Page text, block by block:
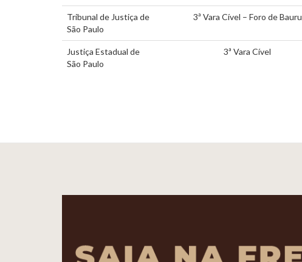
Tribunal de Justiça de
São Paulo
3ª Vara Cível – Foro de Bauru
Justiça Estadual de
São Paulo
3ª Vara Cível